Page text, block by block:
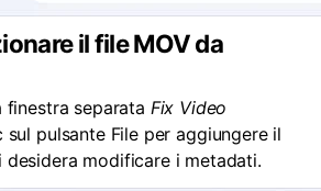
il file MOV da
finestra separata Fix Video
sul pulsante File per aggiungere il
desidera modificare i metadati.